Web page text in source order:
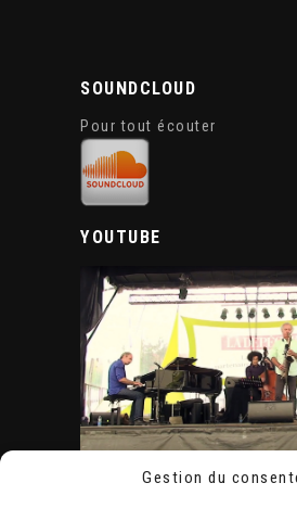
Gestion du
SOUNDCLOUD
Pour tout écouter
YOUTUBE
ÉVÈNEMENTS